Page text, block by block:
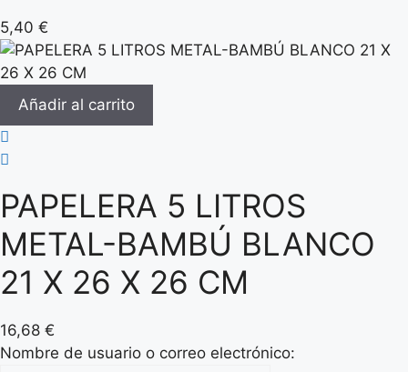
5,40 €
Añadir al carrito
PAPELERA 5 LITROS
METAL-BAMBÚ BLANCO
21 X 26 X 26 CM
16,68 €
Nombre de usuario o correo electrónico: